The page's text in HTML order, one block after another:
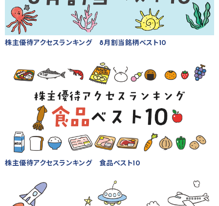
株主優待アクセスランキング 8月割当銘柄ベスト10
株主優待アクセスランキング 食品ベスト10